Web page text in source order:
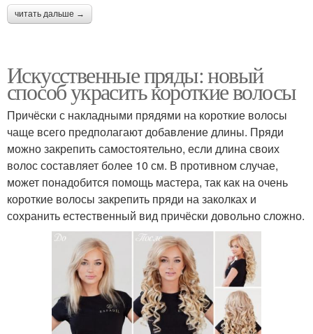
читать дальше →
Искусственные пряды: новый
способ украсить короткие волосы
Причёски с накладными прядями на короткие волосы
чаще всего предполагают добавление длины. Пряди
можно закрепить самостоятельно, если длина своих
волос составляет более 10 см. В противном случае,
может понадобится помощь мастера, так как на очень
короткие волосы закрепить пряди на заколках и
сохранить естественный вид причёски довольно сложно.